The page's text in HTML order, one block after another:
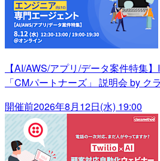
【AI/AWS/アプリ/データ案件特集
「CMパートナーズ」 説明会 by ク
開催前2026年8月12日(水) 19:00